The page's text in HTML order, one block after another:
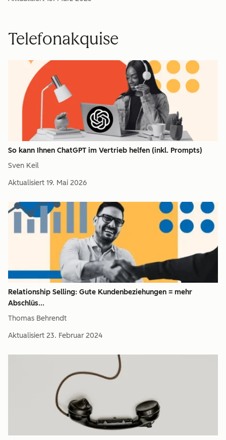
Telefonakquise
So kann Ihnen ChatGPT im Vertrieb helfen (inkl. Prompts)
Sven Keil
Aktualisiert 19. Mai 2026
Relationship Selling: Gute Kundenbeziehungen = mehr
Abschlüs...
Thomas Behrendt
Aktualisiert 23. Februar 2024